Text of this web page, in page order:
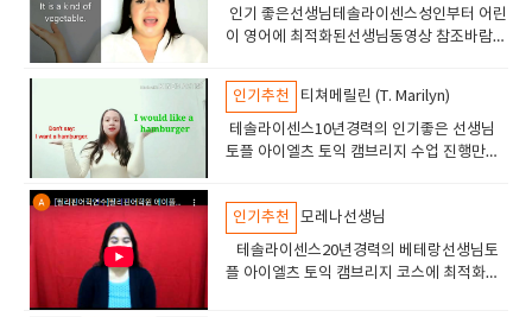
인기 좋은선생님테솔라이센스성인부터 어린
이 영어에 최적화된선생님동영상 참조바람만
선생님
인기추천
티쳐메릴린 (T. Marilyn)
테솔라이센스10년경력의 인기좋은 선생님
토플 아이엘츠 토익 캠브리지 수업 진행만족
인기추천
모레나선생님
테솔라이센스20년경력의 베테랑선생님토
플 아이엘츠 토익 캠브리지 코스에 최적화된